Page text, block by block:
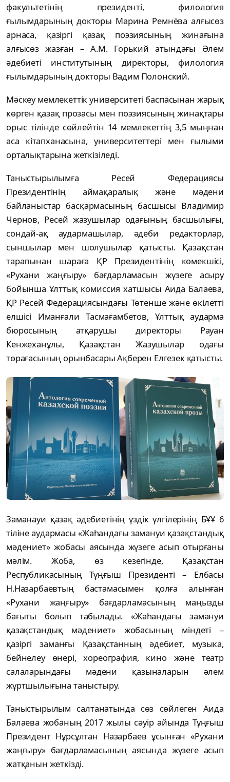
факультетінің президенті, филология
ғылымдарының докторы Марина Ремнёва алғысөз
арнаса, қазіргі қазақ поэзиясының жинағына
алғысөз жазған – А.М. Горький атындағы Әлем
әдебиеті институтының директоры, филология
ғылымдарының докторы Вадим Полонский.
Мәскеу мемлекеттік университеті баспасынан жарық
көрген қазақ прозасы мен поэзиясының жинақтары
орыс тілінде сөйлейтін 14 мемлекеттің 3,5 мыңнан
аса кітапханасына, университеттері мен ғылыми
орталықтарына жеткізіледі.
Таныстырылымға Ресей Федерациясы
Президентінің аймақаралық және мәдени
байланыстар басқармасының басшысы Владимир
Чернов, Ресей жазушылар одағының басшылығы,
сондай-ақ аудармашылар, әдеби редакторлар,
сыншылар мен шолушылар қатысты. Қазақстан
тарапынан шараға ҚР Президентінің көмекшісі,
«Рухани жаңғыру» бағдарламасын жүзеге асыру
бойынша Ұлттық комиссия хатшысы Аида Балаева,
ҚР Ресей Федерациясындағы Төтенше және өкілетті
елшісі Иманғали Тасмағамбетов, Ұлттық аударма
бюросының атқарушы директоры Рауан
Кенжеханұлы, Қазақстан Жазушылар одағы
төрағасының орынбасары Ақберен Елгезек қатысты.
Заманауи қазақ әдебиетінің үздік үлгілерінің БҰҰ 6
тіліне аудармасы «Жаһандағы замануи қазақстандық
мәдениет» жобасы аясында жүзеге асып отырғаны
мәлім. Жоба, өз кезегінде, Қазақстан
Республикасының Тұңғыш Президенті – Елбасы
Н.Назарбаевтың бастамасымен қолға алынған
«Рухани жаңғыру» бағдарламасының маңызды
бағыты болып табылады. «Жаһандағы замануи
қазақстандық мәдениет» жобасының міндеті –
қазіргі заманғы Қазақстанның әдебиет, музыка,
бейнелеу өнері, хореография, кино және театр
салаларындағы мәдени қазыналарын әлем
жұртшылығына таныстыру.
Таныстырылым салтанатында сөз сөйлеген Аида
Балаева жобаның 2017 жылы сәуір айында Тұңғыш
Президент Нұрсұлтан Назарбаев ұсынған «Рухани
жаңғыру» бағдарламасының аясында жүзеге асып
жатқанын жеткізді.